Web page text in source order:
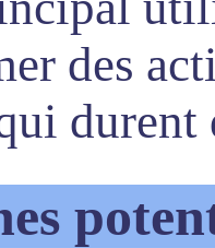
des
durent